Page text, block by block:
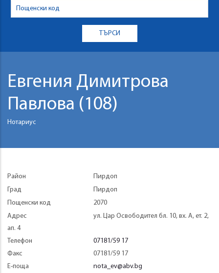
Евгения Димитрова
Павлова (108)
Нотариус
Район
Пирдоп
Град
Пирдоп
Пощенски код
2070
Адрес
ул. Цар Освободител бл. 10, вх. А, ет. 2,
ап. 4
Телефон
07181/59 17
Факс
07181/59 17
Е-поща
nota_ev@abv.bg